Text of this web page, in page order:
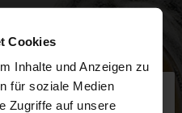
Cookies
Inhalte und Anzeigen zu
für soziale Medien
Zugriffe auf unsere